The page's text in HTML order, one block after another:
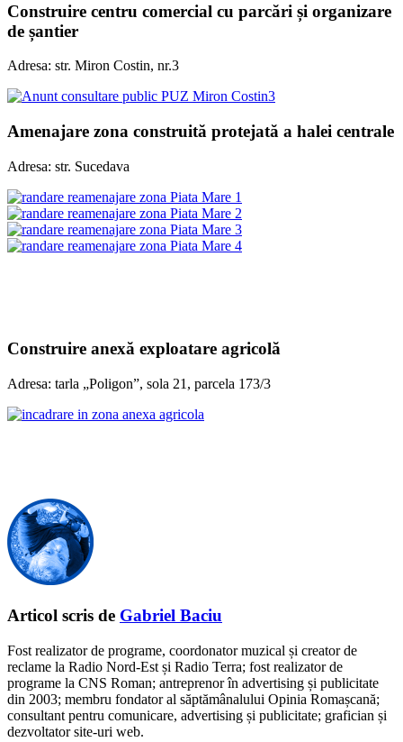
Construire centru comercial cu parcări și organizare
de șantier
Adresa: str. Miron Costin, nr.3
Amenajare zona construită protejată a halei centrale
Adresa: str. Sucedava
Construire anexă exploatare agricolă
Adresa: tarla „Poligon”, sola 21, parcela 173/3
Articol scris de Gabriel Baciu
Fost realizator de programe, coordonator muzical și creator de
reclame la Radio Nord-Est și Radio Terra; fost realizator de
programe la CNS Roman; antreprenor în advertising și publicitate
din 2003; membru fondator al săptămânalului Opinia Romașcană;
consultant pentru comunicare, advertising și publicitate; grafician și
dezvoltator site-uri web.